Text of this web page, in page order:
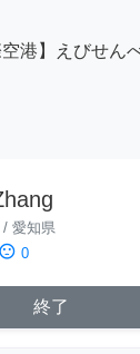
空港】えびせん
/ 愛知県
sentiment_dissatisfied 0
終了